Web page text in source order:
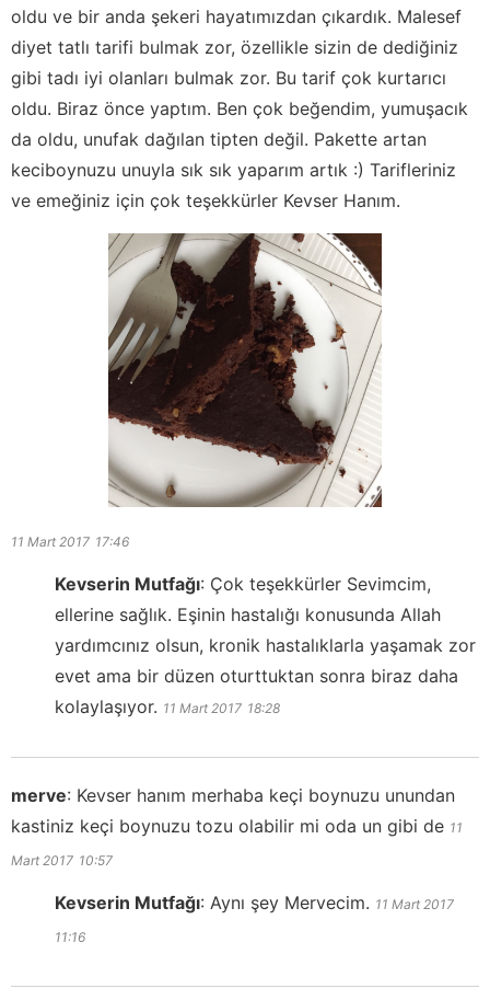
oldu ve bir anda şekeri hayatımızdan çıkardık. Malesef
diyet tatlı tarifi bulmak zor, özellikle sizin de dediğiniz
gibi tadı iyi olanları bulmak zor. Bu tarif çok kurtarıcı
oldu. Biraz önce yaptım. Ben çok beğendim, yumuşacık
da oldu, unufak dağılan tipten değil. Pakette artan
keciboynuzu unuyla sık sık yaparım artık :) Tarifleriniz
ve emeğiniz için çok teşekkürler Kevser Hanım.
11 Mart 2017 17:46
Kevserin Mutfağı: Çok teşekkürler Sevimcim,
ellerine sağlık. Eşinin hastalığı konusunda Allah
yardımcınız olsun, kronik hastalıklarla yaşamak zor
evet ama bir düzen oturttuktan sonra biraz daha
kolaylaşıyor. 11 Mart 2017 18:28
merve: Kevser hanım merhaba keçi boynuzu unundan
kastiniz keçi boynuzu tozu olabilir mi oda un gibi de 11
Mart 2017 10:57
Kevserin Mutfağı: Aynı şey Mervecim. 11 Mart 2017
11:16